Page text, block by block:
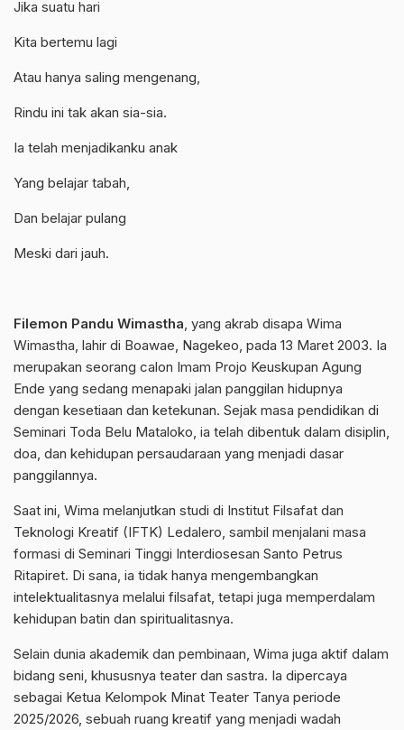
Jika suatu hari
Kita bertemu lagi
Atau hanya saling mengenang,
Rindu ini tak akan sia-sia.
Ia telah menjadikanku anak
Yang belajar tabah,
Dan belajar pulang
Meski dari jauh.
Filemon Pandu Wimastha, yang akrab disapa Wima
Wimastha, lahir di Boawae, Nagekeo, pada 13 Maret 2003. Ia
merupakan seorang calon Imam Projo Keuskupan Agung
Ende yang sedang menapaki jalan panggilan hidupnya
dengan kesetiaan dan ketekunan. Sejak masa pendidikan di
Seminari Toda Belu Mataloko, ia telah dibentuk dalam disiplin,
doa, dan kehidupan persaudaraan yang menjadi dasar
panggilannya.
Saat ini, Wima melanjutkan studi di Institut Filsafat dan
Teknologi Kreatif (IFTK) Ledalero, sambil menjalani masa
formasi di Seminari Tinggi Interdiosesan Santo Petrus
Ritapiret. Di sana, ia tidak hanya mengembangkan
intelektualitasnya melalui filsafat, tetapi juga memperdalam
kehidupan batin dan spiritualitasnya.
Selain dunia akademik dan pembinaan, Wima juga aktif dalam
bidang seni, khususnya teater dan sastra. Ia dipercaya
sebagai Ketua Kelompok Minat Teater Tanya periode
2025/2026, sebuah ruang kreatif yang menjadi wadah